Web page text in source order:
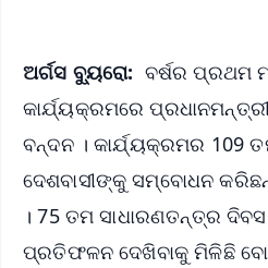
ଅର୍ଗସ ବ୍ୟୁରୋ: ବର୍ଷର ପ୍ରଥମ
କାର୍ଯ୍ୟକ୍ରମରେ
ବନ୍ଦନ । କାର୍ଯ୍ୟକ୍ରମର 109
ଦେଶବାସୀଙ୍କୁ ସମ୍ବୋଧନ
। 75 ତମ ସାଧାରଣତନ୍ତ୍ର
ପ୍ରତିଫଳନ ଦେଖିବାକୁ ମିଳିଛି